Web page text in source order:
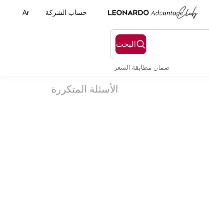
حساب الشركة Ar
البحث
ضمان مطابقة السعر
الأسئلة المتكررة